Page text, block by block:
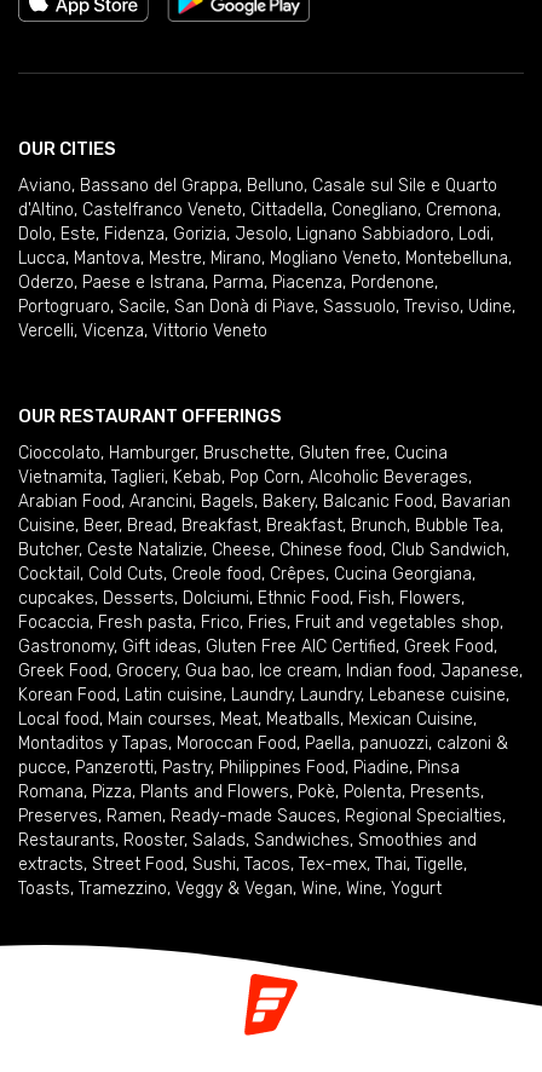
OUR CITIES
Aviano, Bassano del Grappa, Belluno, Casale sul Sile e Quarto
d'Altino, Castelfranco Veneto, Cittadella, Conegliano, Cremona,
Dolo, Este, Fidenza, Gorizia, Jesolo, Lignano Sabbiadoro, Lodi,
Lucca, Mantova, Mestre, Mirano, Mogliano Veneto, Montebelluna,
Oderzo, Paese e Istrana, Parma, Piacenza, Pordenone,
Portogruaro, Sacile, San Donà di Piave, Sassuolo, Treviso, Udine,
Vercelli, Vicenza, Vittorio Veneto
OUR RESTAURANT OFFERINGS
Cioccolato, Hamburger, Bruschette, Gluten free, Cucina
Vietnamita, Taglieri, Kebab, Pop Corn, Alcoholic Beverages,
Arabian Food, Arancini, Bagels, Bakery, Balcanic Food, Bavarian
Cuisine, Beer, Bread, Breakfast, Breakfast, Brunch, Bubble Tea,
Butcher, Ceste Natalizie, Cheese, Chinese food, Club Sandwich,
Cocktail , Cold Cuts, Creole food, Crêpes, Cucina Georgiana,
cupcakes, Desserts, Dolciumi, Ethnic Food, Fish, Flowers,
Focaccia, Fresh pasta, Frico, Fries, Fruit and vegetables shop,
Gastronomy, Gift ideas, Gluten Free AIC Certified, Greek Food,
Greek Food, Grocery, Gua bao, Ice cream, Indian food, Japanese,
Korean Food, Latin cuisine, Laundry, Laundry, Lebanese cuisine,
Local food, Main courses, Meat, Meatballs, Mexican Cuisine,
Montaditos y Tapas, Moroccan Food, Paella, panuozzi, calzoni &
pucce, Panzerotti, Pastry, Philippines Food, Piadine, Pinsa
Romana, Pizza, Plants and Flowers, Pokè, Polenta, Presents,
Preserves, Ramen, Ready-made Sauces, Regional Specialties,
Restaurants, Rooster, Salads, Sandwiches, Smoothies and
extracts, Street Food, Sushi, Tacos, Tex-mex, Thai, Tigelle,
Toasts, Tramezzino, Veggy & Vegan, Wine, Wine, Yogurt